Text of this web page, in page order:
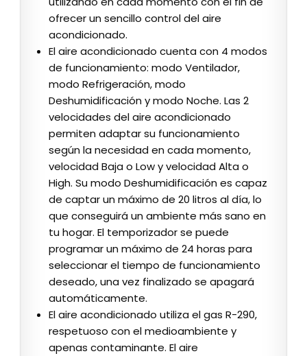
ofrecer un sencillo control del aire
acondicionado.
El aire acondicionado cuenta con 4 modos
de funcionamiento: modo Ventilador,
modo Refrigeración, modo
Deshumidificación y modo Noche. Las 2
velocidades del aire acondicionado
permiten adaptar su funcionamiento
según la necesidad en cada momento,
velocidad Baja o Low y velocidad Alta o
High. Su modo Deshumidificación es capaz
de captar un máximo de 20 litros al día, lo
que conseguirá un ambiente más sano en
tu hogar. El temporizador se puede
programar un máximo de 24 horas para
seleccionar el tiempo de funcionamiento
deseado, una vez finalizado se apagará
automáticamente.
El aire acondicionado utiliza el gas R-290,
respetuoso con el medioambiente y
apenas contaminante. El aire